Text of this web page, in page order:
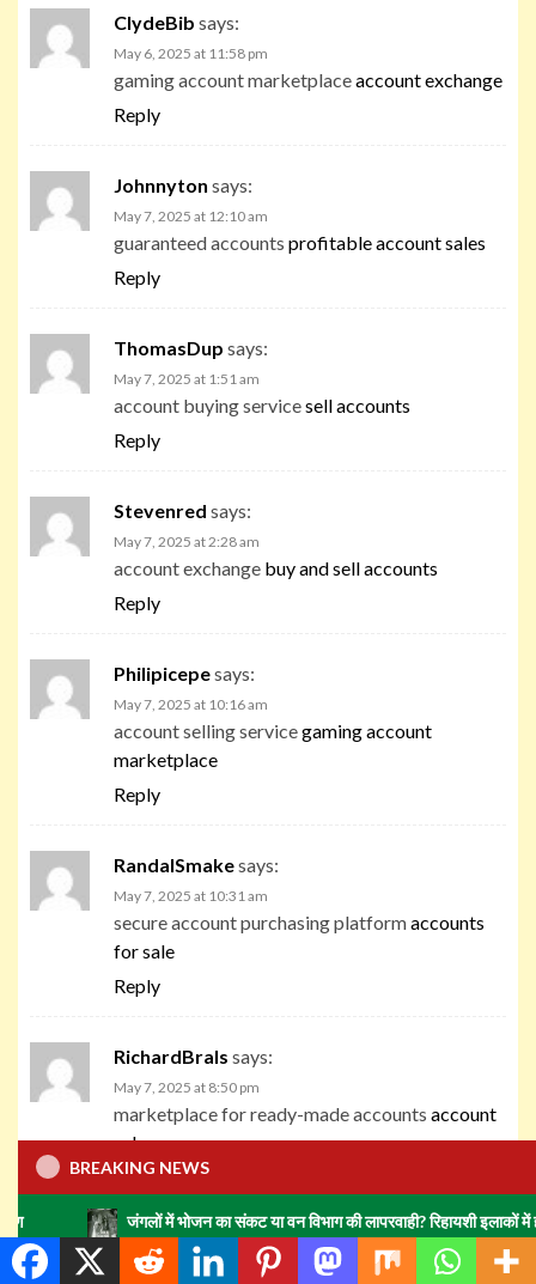
ClydeBib says:
May 6, 2025 at 11:58 pm
gaming account marketplaceaccount exchange
Reply
Johnnyton says:
May 7, 2025 at 12:10 am
guaranteed accounts profitable account sales
Reply
ThomasDup says:
May 7, 2025 at 1:51 am
account buying servicesell accounts
Reply
Stevenred says:
May 7, 2025 at 2:28 am
account exchange buy and sell accounts
Reply
Philipicepesays:
May 7, 2025 at 10:16 am
account selling servicegaming account
marketplace
Reply
RandalSmakesays:
May 7, 2025 at 10:31 am
secure account purchasing platformaccounts
for sale
Reply
RichardBrals says:
May 7, 2025 at 8:50 pm
marketplace for ready-made accounts account
sale
Reply
Zacharygem says:
May 7, 2025 at 9:17 pm
BREAKING NEWS
जंगलों में भोजन का संकट या वन विभाग की लापरवाही? रिहायशी इलाकों में हाथियों का झुंड